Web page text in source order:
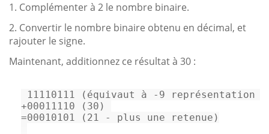
1. Complémenter à 2 le nombre binaire.
2. Convertir le nombre binaire obtenu en décimal, et
rajouter le signe.
Maintenant, additionnez ce résultat à 30 :
+00011110 (30)
=00010101 (21 - plus une retenue)